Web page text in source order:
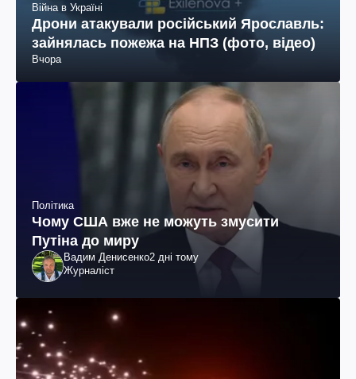
Війна в Україні
Дрони атакували російський Ярославль:
зайнялась пожежа на НПЗ (фото, відео)
Вчора
Політика
Чому США вже не можуть змусити
Путіна до миру
Вадим Денисенко2 дні тому
Журналіст